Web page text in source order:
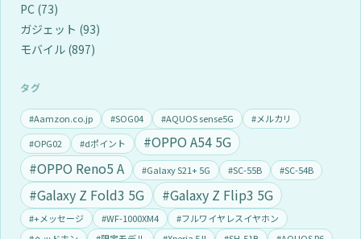
PC (73)
ガジェット (93)
モバイル (897)
タグ
#Aamzon.co.jp #SOG04 #AQUOS sense5G
#メルカリ
#OPG02
#dポイント
#OPPO A54 5G
#OPPO Reno5 A
#Galaxy S21+ 5G #SC-55B #SC-54B
#Galaxy Z Fold3 5G #Galaxy Z Flip3 5G
#+メッセージ #WF-1000XM4
#フルワイヤレスイヤホン